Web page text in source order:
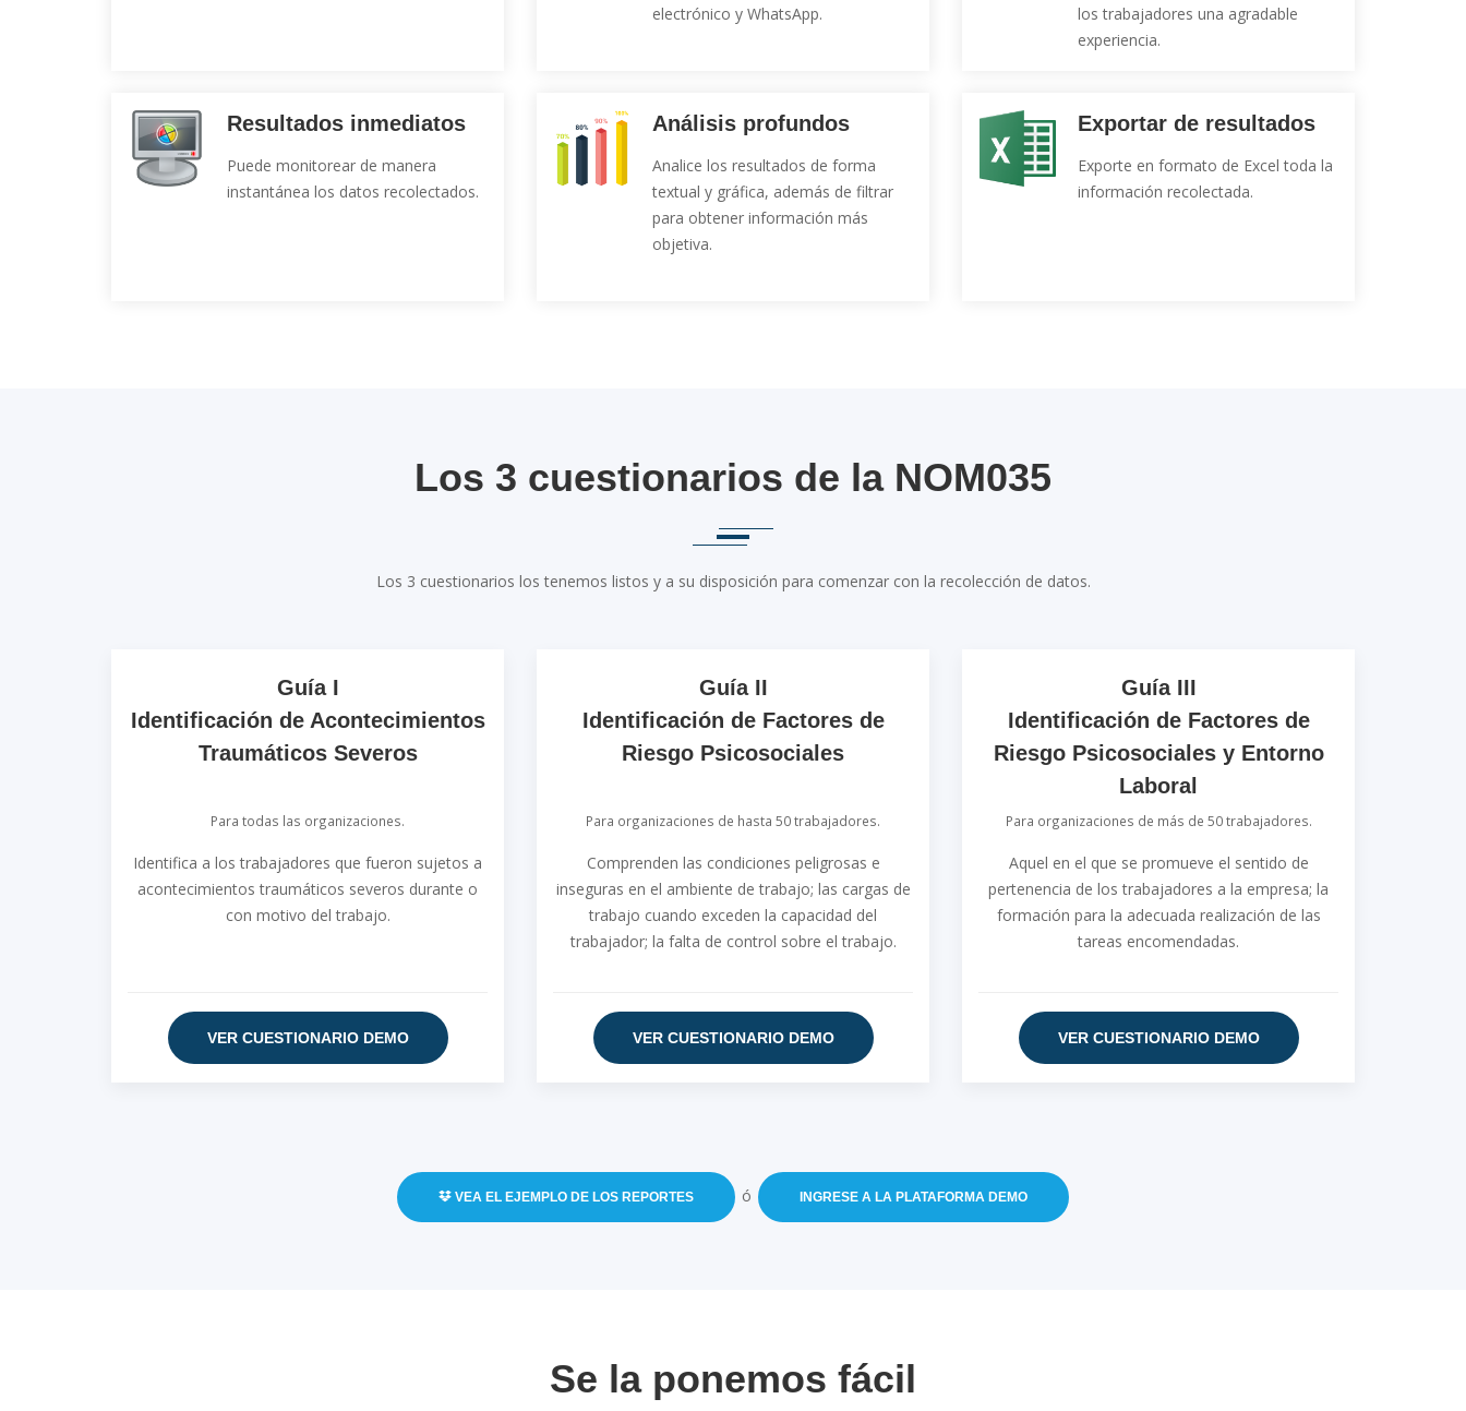
electrónico y WhatsApp.
los trabajadores una agradable
experiencia.
Resultados inmediatos
Puede monitorear de manera
instantánea los datos recolectados.
Análisis profundos
Analice los resultados de forma
textual y gráfica, además de filtrar
para obtener información más
objetiva.
Exportar de resultados
Exporte en formato de Excel toda la
información recolectada.
Los 3 cuestionarios de la NOM035
Los 3 cuestionarios los tenemos listos y a su disposición para comenzar con la recolección de datos.
Guía I
Identificación de Acontecimientos
Traumáticos Severos
Para todas las organizaciones.
Identifica a los trabajadores que fueron sujetos a
acontecimientos traumáticos severos durante o
con motivo del trabajo.
VER CUESTIONARIO DEMO
Guía II
Identificación de Factores de
Riesgo Psicosociales
Para organizaciones de hasta 50 trabajadores.
Comprenden las condiciones peligrosas e
inseguras en el ambiente de trabajo; las cargas de
trabajo cuando exceden la capacidad del
trabajador; la falta de control sobre el trabajo.
VER CUESTIONARIO DEMO
Guía III
Identificación de Factores de
Riesgo Psicosociales y Entorno
Laboral
Para organizaciones de más de 50 trabajadores.
Aquel en el que se promueve el sentido de
pertenencia de los trabajadores a la empresa; la
formación para la adecuada realización de las
tareas encomendadas.
VER CUESTIONARIO DEMO
VEA EL EJEMPLO DE LOS REPORTES ó INGRESE A LA PLATAFORMA DEMO
Se la ponemos fácil